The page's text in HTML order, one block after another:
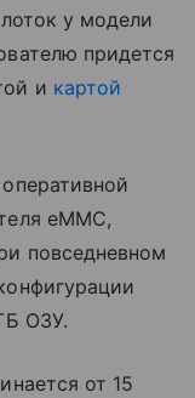
у модели
придется
и картой
eMMC,
повседневном
ОЗУ.
от 15